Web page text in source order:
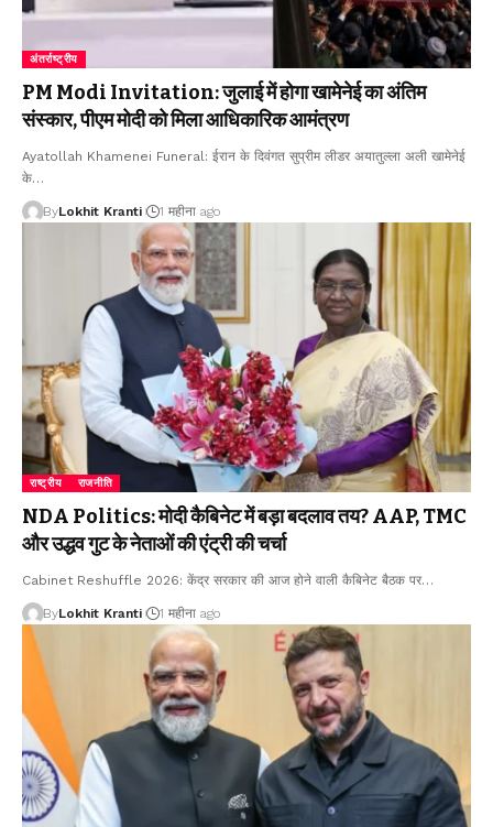
अंतर्राष्ट्रीय
PM Modi Invitation: जुलाई में होगा खामेनेई का अंतिम
संस्कार, पीएम मोदी को मिला आधिकारिक आमंत्रण
Ayatollah Khamenei Funeral: ईरान के दिवंगत सुप्रीम लीडर अयातुल्ला अली खामेनेई
के…
ByLokhit Kranti 1 महीना ago
राष्ट्रीय राजनीति
NDA Politics: मोदी कैबिनेट में बड़ा बदलाव तय? AAP, TMC
और उद्धव गुट के नेताओं की एंट्री की चर्चा
Cabinet Reshuffle 2026: केंद्र सरकार की आज होने वाली कैबिनेट बैठक पर…
ByLokhit Kranti 1 महीना ago